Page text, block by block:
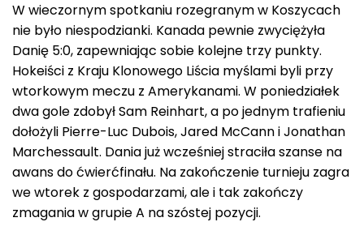
W wieczornym spotkaniu rozegranym w Koszycach
nie było niespodzianki. Kanada pewnie zwyciężyła
Danię 5:0, zapewniając sobie kolejne trzy punkty.
Hokeiści z Kraju Klonowego Liścia myślami byli przy
wtorkowym meczu z Amerykanami. W poniedziałek
dwa gole zdobył Sam Reinhart, a po jednym trafieniu
dołożyli Pierre-Luc Dubois, Jared McCann i Jonathan
Marchessault. Dania już wcześniej straciła szanse na
awans do ćwierćfinału. Na zakończenie turnieju zagra
we wtorek z gospodarzami, ale i tak zakończy
zmagania w grupie A na szóstej pozycji.